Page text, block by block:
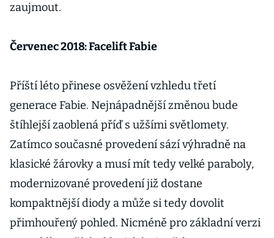
zaujmout.
Červenec 2018: Facelift Fabie
Příští léto přinese osvěžení vzhledu třetí
generace Fabie. Nejnápadnější změnou bude
štíhlejší zaoblená příď s užšími světlomety.
Zatímco současné provedení sází výhradně na
klasické žárovky a musí mít tedy velké paraboly,
modernizované provedení již dostane
kompaktnější diody a může si tedy dovolit
přimhouřený pohled. Nicméně pro základní verzi